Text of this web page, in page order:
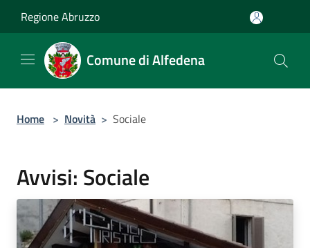
Regione Abruzzo
Comune di Alfedena
Home > Novità > Sociale
Avvisi: Sociale